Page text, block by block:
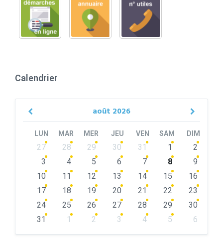
Calendrier
août 2026
Previous
LUN MAR MER JEU VEN SAM DIM
Skip
calendar
27 28 29 30 31 1
2
3
4 5 6 7 8
9
10
11 12 13 14 15
16
17
18 19 20 21 22
23
24
25 26 27 28 29
30
31
1 2 3 4 5
6